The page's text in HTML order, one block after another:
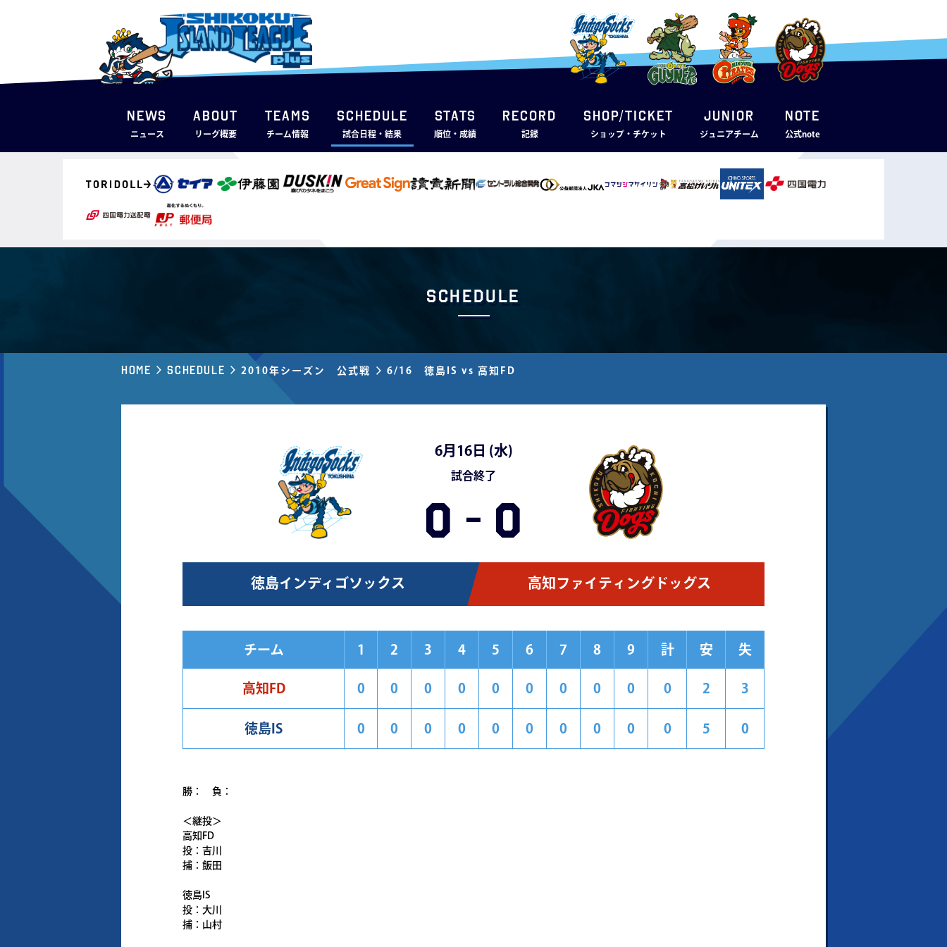
NEWS
ニュース
ABOUT
リーグ概要
TEAMS
チーム情報
SCHEDULE
試合日程・結果
STATS
順位・成績
RECORD
記録
SHOP/TICKET
ショップ・チケット
JUNIOR
ジュニアチーム
note
公式note
Schedule
Home Schedule 2010年シーズン 公式戦 6/16 徳島IS vs 高知FD
6月16日 (水)
試合終了
0 - 0
徳島インディゴソックス 高知ファイティングドッグス
チーム 1 2 3 4 5 6 7 8 9 計 安 失
高知FD 0 0 0 0 0 0 0 0 0 0 2 3
徳島IS 0 0 0 0 0 0 0 0 0 0 5 0
勝： 負：
＜継投＞
高知FD
投：吉川
捕：飯田
徳島IS
投：大川
捕：山村